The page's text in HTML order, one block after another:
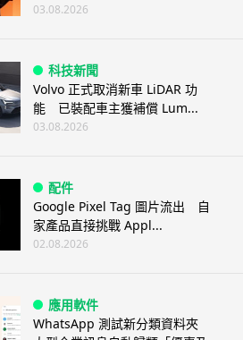
03.08.2026
科技新聞
Volvo 正式取消新車 LiDAR 功
能 已裝配車主獲補償 Lum...
03.08.2026
配件
Google Pixel Tag 圖片流出 自
家產品直接挑戰 Appl...
02.08.2026
應用軟件
WhatsApp 測試新分類資料夾